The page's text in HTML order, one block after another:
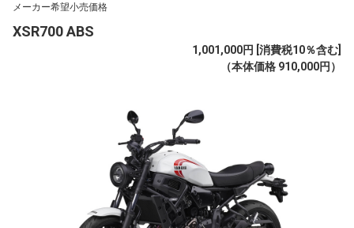
メーカー希望小売価格
XSR700 ABS
1,001,000円 [消費税10％含む]
（本体価格 910,000円）